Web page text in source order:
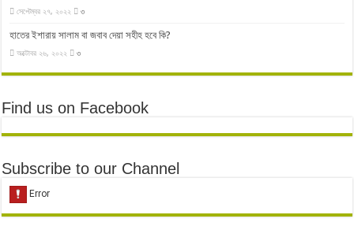
সেপ্টেম্বর ২৭, ২০২২ ৩
হাতের ইশারায় সালাম বা জবাব দেয়া সহীহ হবে কি?
অক্টোবর ২৬, ২০২২ ৩
Find us on Facebook
Subscribe to our Channel